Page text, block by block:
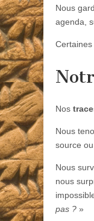
Nous
agenda,
Certaines
Nos
Nous
source
Nous
nous
pas ? »